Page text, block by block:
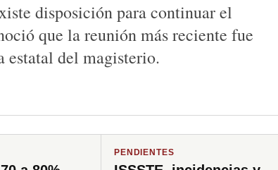
disposición para continuar el
que la reunión más reciente fue
estatal del magisterio.
PENDIENTES